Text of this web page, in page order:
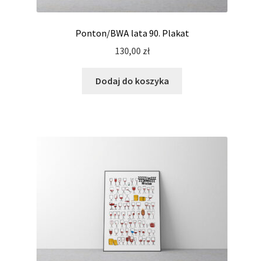
Ponton/BWA lata 90. Plakat
130,00 zł
Dodaj do koszyka